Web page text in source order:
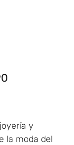
y
la moda del